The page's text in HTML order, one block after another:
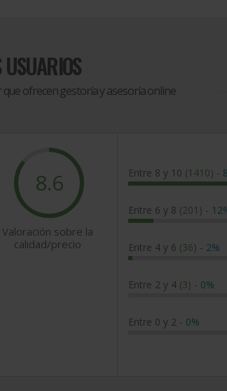
USUARIOS
que ofrecengestoría y asesoría online
8.6
Valoración sobre la
calidad/precio
Entre 8 y 10 (1410) -
Entre 6 y 8 (201) -
Entre 4 y 6 (36) - 2%
Entre 2 y 4 (3) - 0%
Entre 0 y 2 - 0%